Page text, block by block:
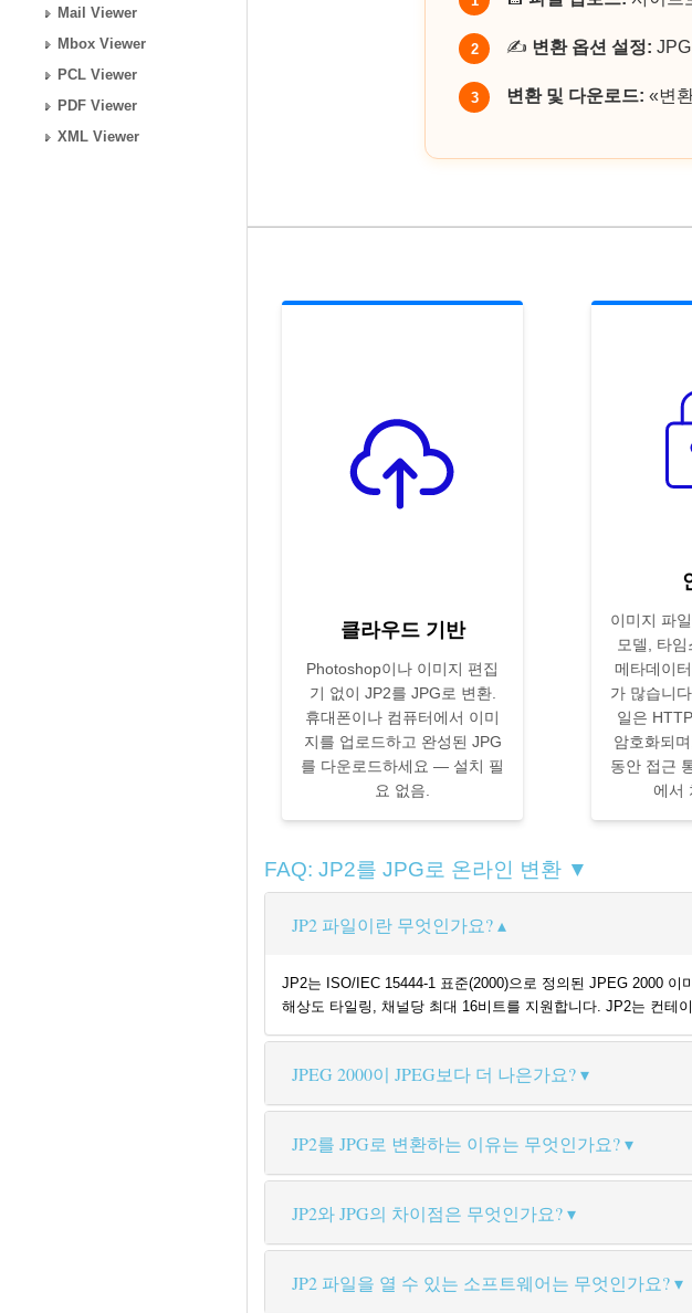
Mail Viewer
Mbox Viewer
PCL Viewer
PDF Viewer
XML Viewer
2 ✍️ 변환 옵션 설정:
3 변환 및 다운로드: «변
클라우드 기반
Photoshop이나 이미지 편집
기 없이 JP2를 JPG로 변환.
휴대폰이나 컴퓨터에서 이미
지를 업로드하고 완성된 JPG
를 다운로드하세요 — 설치 필
요 없음.
이미지 파
모델, 타
메타데이
가 많습니
일은
암호화되
동안 접근
에서
FAQ: JP2를 JPG로 온라인 변환 ▼
JP2 파일이란 무엇인가요?
JP2는 ISO/IEC 15444-1 표준(2000)으로 정의된 JPEG 2000
해상도 타일링, 채널당 최대 16비트를 지원합니다. JP2는 컨테
JPEG 2000이 JPEG보다 더 나은가요?
JP2를 JPG로 변환하는 이유는 무엇인가요?
JP2와 JPG의 차이점은 무엇인가요?
JP2 파일을 열 수 있는 소프트웨어는 무엇인가요?